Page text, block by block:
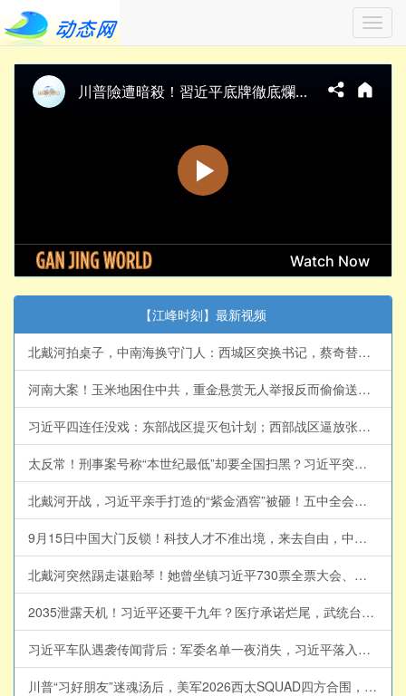
【江峰时刻】最新视频
北戴河拍桌子，中南海换守门人：西城区突换书记，蔡奇替习近平翻盘的路被堵？【江峰视界20260808第457期】#中国时局
河南大案！玉米地困住中共，重金悬赏无人举报反而偷偷送饭：从杨佳到夏付刚，习近平治下农村为何又出了“侠客”？【江峰漫谈20260807第1248期】#中国时局
习近平四连任没戏：东部战区提灭包计划；西部战区逼放张又侠；袁家军抢位中办；【江峰视界20260807第456期】#中国时局
太反常！刑事案号称“本世纪最低”却要全国扫黑？习近平突发“1年全国内斗令”！抓捕张又侠只是开始？特务治国与秘密打造“第二武装”反向围剿军队【江峰漫谈20260806第1247期】#中国时局
北戴河开战，习近平亲手打造的“紫金酒窖”被砸！五中全会前元老派断习的粮草，习的29年闽宁旧帐曝光，正厅级书记落马、亿元黑金浮出水面 【江峰视界20260806第455期】#中国时局
9月15日中国大门反锁！科技人才不准出境，来去自由，中国大门永远敞开承诺成灰！美国科技富豪、中国石油科技之父萧光琰悲剧重演？【历史上的今天20260805第414期】#中国时局
北戴河突然踢走谌贻琴！她曾坐镇习近平730票全票大会、捧出贵州脱贫神话；两人的隐秘政治联姻为何突然到头？【江峰视界20260805第454期】#中国时局
2035泄露天机！习近平还要干九年？医疗承诺烂尾，武统台湾成续任王牌【江峰漫谈20260804第1246期】#中国时局
习近平车队遇袭传闻背后：军委名单一夜消失，习近平落入权力真空？蔡奇北戴河密商，五中全会接班人浮现？【江峰视界20260804第453期】
川普“习好朋友”迷魂汤后，美军2026西太SQUAD四方合围，中共围台战略已成泡影； 美海岸巡逻艇加入南海对撞中共海警船！分建军事基地破解饱和攻击，暗鹰15分钟精准打击中南海【江峰漫谈 20260803第1245期】#中美对抗